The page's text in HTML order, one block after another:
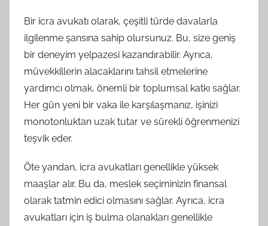
Bir icra avukatı olarak, çeşitli türde davalarla
ilgilenme şansına sahip olursunuz. Bu, size geniş
bir deneyim yelpazesi kazandırabilir. Ayrıca,
müvekkillerin alacaklarını tahsil etmelerine
yardımcı olmak, önemli bir toplumsal katkı sağlar.
Her gün yeni bir vaka ile karşılaşmanız, işinizi
monotonluktan uzak tutar ve sürekli öğrenmenizi
teşvik eder.
Öte yandan, icra avukatları genellikle yüksek
maaşlar alır. Bu da, meslek seçiminizin finansal
olarak tatmin edici olmasını sağlar. Ayrıca, icra
avukatları için iş bulma olanakları genellikle